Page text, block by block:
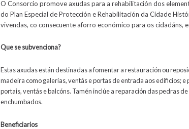
O Consorcio promove axudas para a rehabilitación dos
do Plan Especial de Protección e Rehabilitación da Cidade
vivendas, co consecuente aforro económico para os cidadáns,
Que se subvenciona?
Estas axudas están destinadas a fomentar a restauración ou
madeira como galerías, ventás e portas de entrada aos edificios;
portais, ventás e balcóns. Tamén inclúe a reparación das pedras
enchumbados.
Beneficiarios